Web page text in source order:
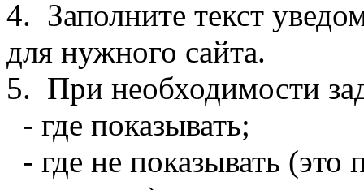
4. Заполните текст
для нужного сайта.
5. При необходимости
- где показывать;
- где не показывать